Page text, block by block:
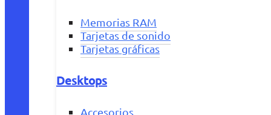
Memorias RAM
Tarjetas de sonido
Tarjetas gráficas
Desktops
Accesorios